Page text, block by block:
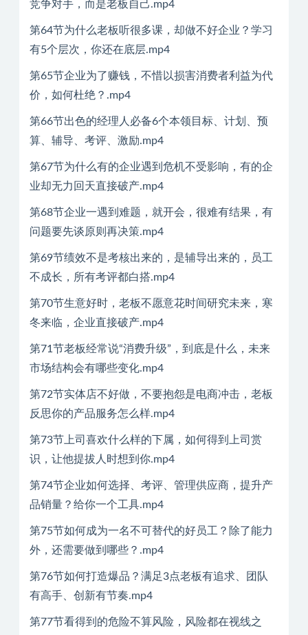
竞争对手，而是老板自己.mp4
第64节为什么老板听很多课，却做不好企业？学习
有5个层次，你还在底层.mp4
第65节企业为了赚钱，不惜以损害消费者利益为代
价，如何杜绝？.mp4
第66节出色的经理人必备6个本领目标、计划、预
算、辅导、考评、激励.mp4
第67节为什么有的企业遇到危机不受影响，有的企
业却无力回天直接破产.mp4
第68节企业一遇到难题，就开会，很难有结果，有
问题要先谈原则再决策.mp4
第69节绩效不是考核出来的，是辅导出来的，员工
不成长，所有考评都白搭.mp4
第70节生意好时，老板不愿意花时间研究未来，寒
冬来临，企业直接破产.mp4
第71节老板经常说“消费升级”，到底是什么，未来
市场结构会有哪些变化.mp4
第72节实体店不好做，不要抱怨是电商冲击，老板
反思你的产品服务怎么样.mp4
第73节上司喜欢什么样的下属，如何得到上司赏
识，让他提拔人时想到你.mp4
第74节企业如何选择、考评、管理供应商，提升产
品销量？给你一个工具.mp4
第75节如何成为一名不可替代的好员工？除了能力
外，还需要做到哪些？.mp4
第76节如何打造爆品？满足3点老板有追求、团队
有高手、创新有节奏.mp4
第77节看得到的危险不算风险，风险都在视线之